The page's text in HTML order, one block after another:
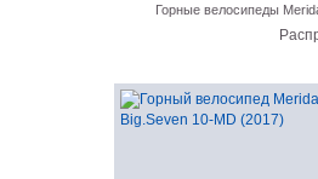
Горные велосипеды